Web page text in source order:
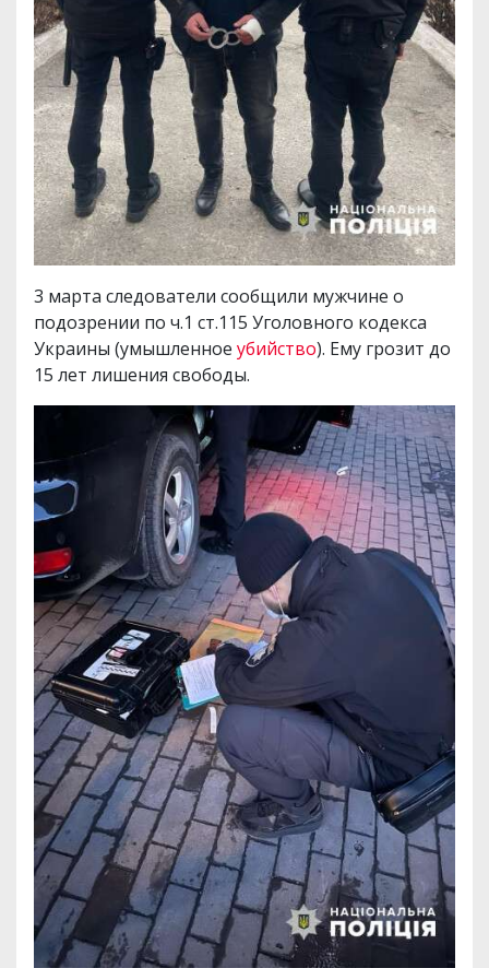
3 марта следователи сообщили мужчине о
подозрении по ч.1 ст.115 Уголовного кодекса
Украины (умышленное убийство). Ему грозит до
15 лет лишения свободы.